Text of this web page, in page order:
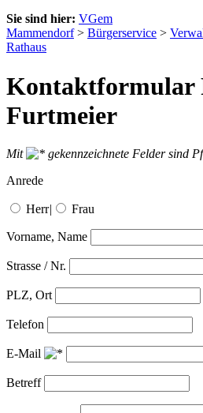
Sie sind hier: VGem
Mammendorf> Bürgerservice >
Rathaus
Kontaktformular
Furtmeier
Mit
gekennzeichnete Felder sind
Anrede
Herr| Frau
Vorname, Name
Strasse / Nr.
PLZ, Ort
Telefon
E-Mail
Betreff